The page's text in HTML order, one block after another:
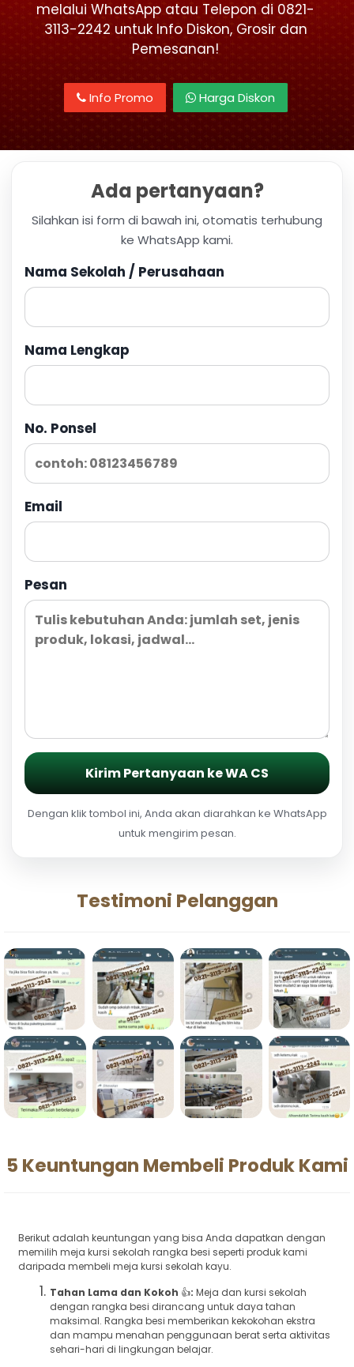
melalui WhatsApp atau Telepon di 0821-
3113-2242 untuk Info Diskon, Grosir dan
Pemesanan!
Info Promo Harga Diskon
Ada pertanyaan?
Silahkan isi form di bawah ini, otomatis terhubung
ke WhatsApp kami.
Nama Sekolah / Perusahaan
Nama Lengkap
No. Ponsel
Email
Pesan
Kirim Pertanyaan ke WA CS
Dengan klik tombol ini, Anda akan diarahkan ke WhatsApp
untuk mengirim pesan.
Testimoni Pelanggan
5 Keuntungan Membeli Produk Kami
Berikut adalah keuntungan yang bisa Anda dapatkan dengan
memilih meja kursi sekolah rangka besi seperti produk kami
daripada membeli meja kursi sekolah kayu.
Tahan Lama dan Kokoh 👍: Meja dan kursi sekolah
dengan rangka besi dirancang untuk daya tahan
maksimal. Rangka besi memberikan kekokohan ekstra
dan mampu menahan penggunaan berat serta aktivitas
sehari-hari di lingkungan belajar.